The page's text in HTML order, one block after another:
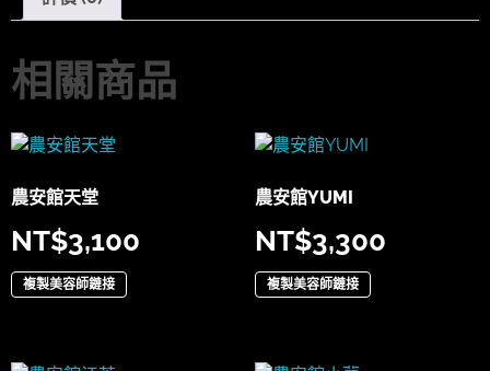
相關商品
農安館天堂
NT$3,100
複製美容師鏈接
農安館YUMI
NT$3,300
複製美容師鏈接